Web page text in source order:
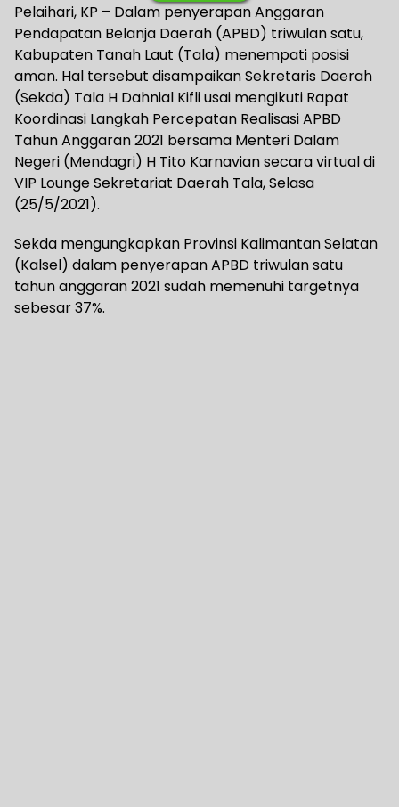
Pelaihari, KP – Dalam penyerapan Anggaran
Pendapatan Belanja Daerah (APBD) triwulan satu,
Kabupaten Tanah Laut (Tala) menempati posisi
aman. Hal tersebut disampaikan Sekretaris Daerah
(Sekda) Tala H Dahnial Kifli usai mengikuti Rapat
Koordinasi Langkah Percepatan Realisasi APBD
Tahun Anggaran 2021 bersama Menteri Dalam
Negeri (Mendagri) H Tito Karnavian secara virtual di
VIP Lounge Sekretariat Daerah Tala, Selasa
(25/5/2021).
Sekda mengungkapkan Provinsi Kalimantan Selatan
(Kalsel) dalam penyerapan APBD triwulan satu
tahun anggaran 2021 sudah memenuhi targetnya
sebesar 37%.